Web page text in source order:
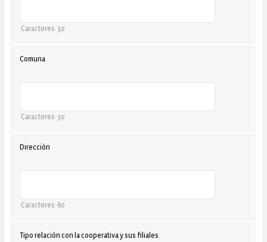
Caracteres 30
Comuna
Caracteres 30
Dirección
Caracteres 60
Tipo relación con la cooperativa y sus filiales